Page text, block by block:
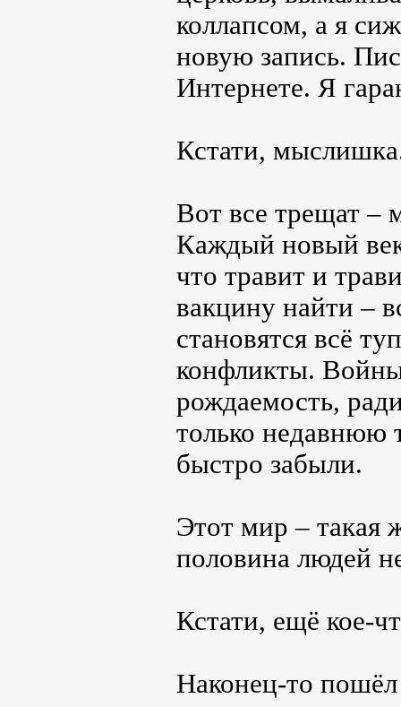
коллапсом, а я
новую запись.
Интернете. Я
Кстати,
Вот все трещат –
Каждый новый век
что травит и
вакцину найти –
становятся всё
конфликты.
рождаемость,
только недавнюю
быстро забыли.
Этот мир – такая
половина людей
Кстати, ещё кое-
Наконец-то